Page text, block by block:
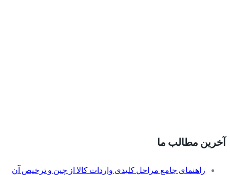
آخرین مطالب ما
راهنمای جامع مراحل کلیدی واردات کالا از چین و ترخیص آن